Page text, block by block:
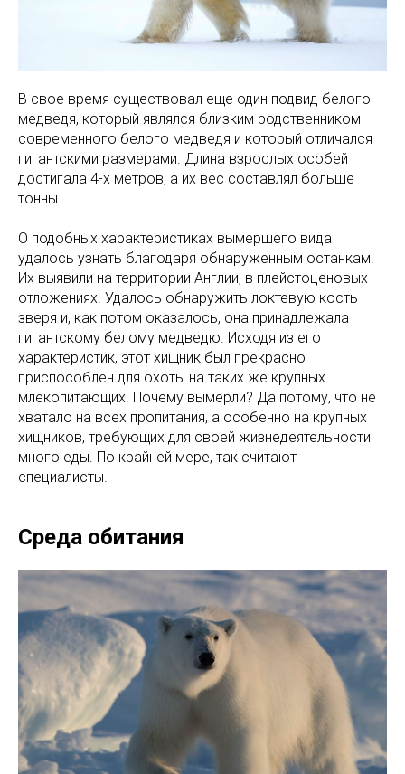
В свое время существовал еще один подвид белого
медведя, который являлся близким родственником
современного белого медведя и который отличался
гигантскими размерами. Длина взрослых особей
достигала 4-х метров, а их вес составлял больше
тонны.
О подобных характеристиках вымершего вида
удалось узнать благодаря обнаруженным останкам.
Их выявили на территории Англии, в плейстоценовых
отложениях. Удалось обнаружить локтевую кость
зверя и, как потом оказалось, она принадлежала
гигантскому белому медведю. Исходя из его
характеристик, этот хищник был прекрасно
приспособлен для охоты на таких же крупных
млекопитающих. Почему вымерли? Да потому, что не
хватало на всех пропитания, а особенно на крупных
хищников, требующих для своей жизнедеятельности
много еды. По крайней мере, так считают
специалисты.
Среда обитания